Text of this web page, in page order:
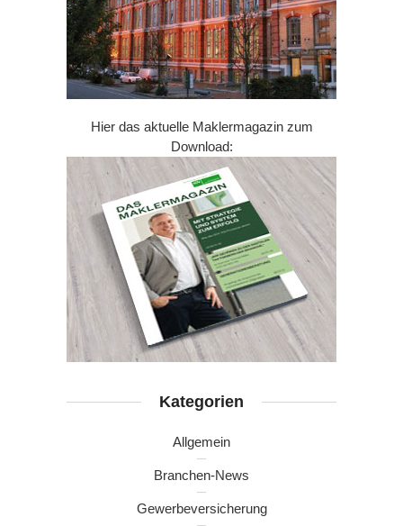
Hier das aktuelle Maklermagazin zum
Download:
Kategorien
Allgemein
Branchen-News
Gewerbeversicherung